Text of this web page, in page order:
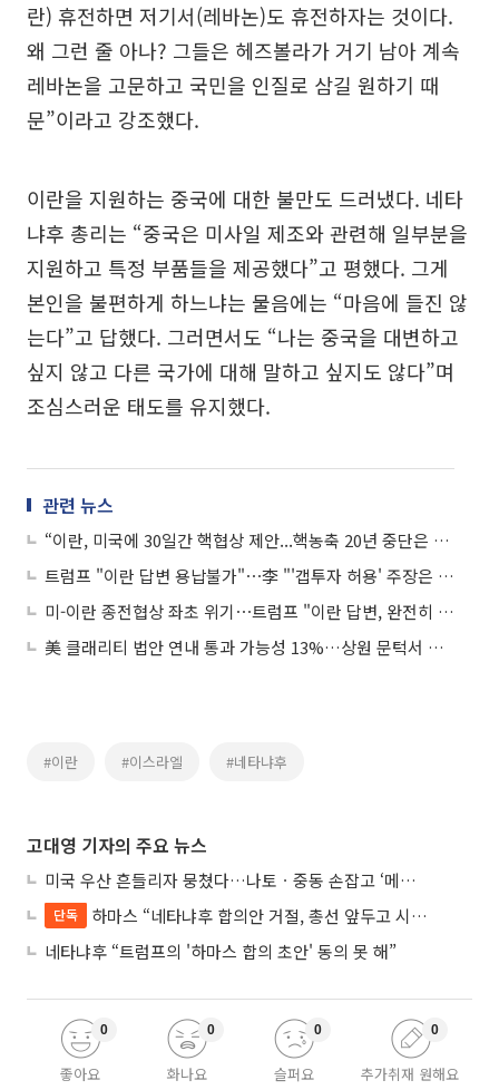
란) 휴전하면 저기서(레바논)도 휴전하자는 것이다.
왜 그런 줄 아나? 그들은 헤즈볼라가 거기 남아 계속
레바논을 고문하고 국민을 인질로 삼길 원하기 때
문”이라고 강조했다.
이란을 지원하는 중국에 대한 불만도 드러냈다. 네타
냐후 총리는 “중국은 미사일 제조와 관련해 일부분을
지원하고 특정 부품들을 제공했다”고 평했다. 그게
본인을 불편하게 하느냐는 물음에는 “마음에 들진 않
는다”고 답했다. 그러면서도 “나는 중국을 대변하고
싶지 않고 다른 국가에 대해 말하고 싶지도 않다”며
조심스러운 태도를 유지했다.
관련 뉴스
“이란, 미국에 30일간 핵협상 제안...핵농축 20년 중단은 거절”
트럼프 "이란 답변 용납불가"⋯李 "'갭투자 허용' 주장은 억까" 外
미-이란 종전협상 좌초 위기⋯트럼프 "이란 답변, 완전히 용납불가"
美 클래리티 법안 연내 통과 가능성 13%…상원 문턱서 제동
#이란 #이스라엘 #네타냐후
고대영 기자의 주요 뉴스
미국 우산 흔들리자 뭉쳤다…나토ㆍ중동 손잡고 ‘메카 공동방위’ 조약 체결
단독
하마스 “네타냐후 합의안 거절, 총선 앞두고 시간 끌기”
네타냐후 “트럼프의 '하마스 합의 초안' 동의 못 해”
좋아요
0
화나요
0
슬퍼요
0
추가취재 원해요
0